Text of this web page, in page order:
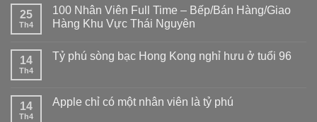
25
Th4
100 Nhân Viên Full Time – Bếp/Bán Hàng/Giao
Hàng Khu Vực Thái Nguyên
14
Th4
Tỷ phú sòng bạc Hong Kong nghỉ hưu ở tuổi 96
14
Th4
Apple chỉ có một nhân viên là tỷ phú